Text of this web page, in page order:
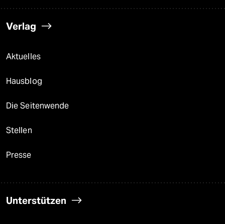
Verlag
Aktuelles
Hausblog
Die Seitenwende
Stellen
Presse
Unterstützen